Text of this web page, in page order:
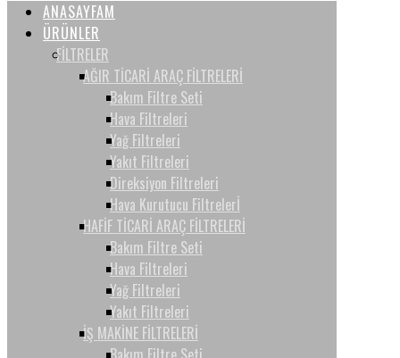
ANASAYFAM
ÜRÜNLER
FİLTRELER
AĞIR TİCARİ ARAÇ FİLTRELERİ
Bakım Filtre Seti
Hava Filtreleri
Yağ Filtreleri
Yakıt Filtreleri
Direksiyon Filtreleri
Hava Kurutucu Filtrelerİ
HAFİF TİCARİ ARAÇ FİLTRELERİ
Bakım Filtre Seti
Hava Filtreleri
Yağ Filtreleri
Yakıt Filtreleri
İŞ MAKİNE FİLTRELERİ